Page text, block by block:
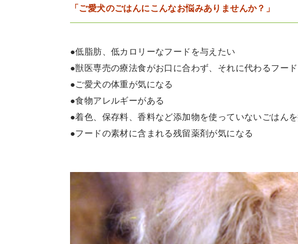
「ご愛犬のごはんにこんなお悩みありませんか？」
●低脂肪、低カロリーなフードを与えたい
●獣医専売の療法食がお口に合わず、それに代わるフー
●ご愛犬の体重が気になる
●食物アレルギーがある
●着色、保存料、香料など添加物を使っていないごはん
●フードの素材に含まれる残留薬剤が気になる